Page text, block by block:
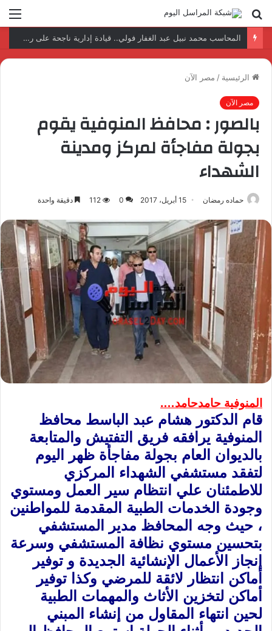
بحث
عن
نتائج إيجابية بعد زيارة وفد الجامعة المصرية النتائج إيجابية بعد زيارة وفد الجامعة المصرية الروسية لمصنع الإلكترونياتروسية لمصنع الإلكترونيات
الرئيسية / مصر الآن
مصر الآن
بالصور : محافظ المنوفية يقوم
بجولة مفاجأة لمركز ومدينة
الشهداء
حماده رمضان 15 أبريل، 2017 0
112 دقيقة واحدة
المنوفية حامدحامد….
قام الدكتور هشام عبد الباسط محافظ
المنوفية يرافقه فريق التفتيش والمتابعة
بالديوان العام بجولة مفاجأة ظهر اليوم
لتفقد مستشفي الشهداء المركزي
للاطمئنان علي انتظام سير العمل ومستوي
وجودة الخدمات الطبية المقدمة للمواطنين
، حيث وجه المحافظ مدير المستشفي
بتحسين مستوي نظافة المستشفي وسرعة
إنجاز الأعمال الإنشائية الجديدة و توفير
أماكن انتظار لائقة للمرضي وكذا توفير
أماكن لتخزين الأثاث والمهمات الطبية
لحين انتهاء المقاول من إنشاء المبني